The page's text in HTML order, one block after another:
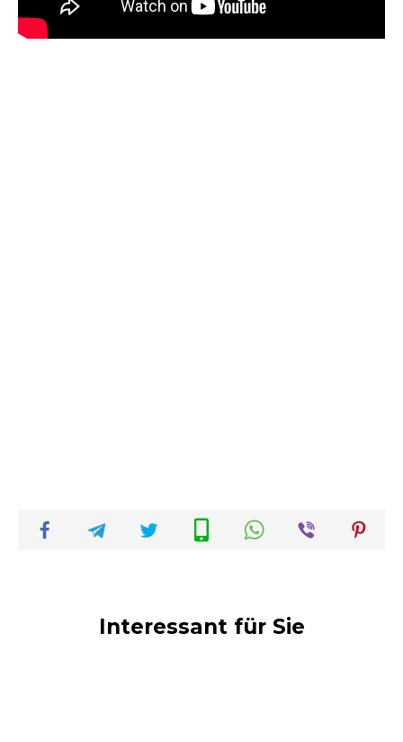
Interessant für Sie